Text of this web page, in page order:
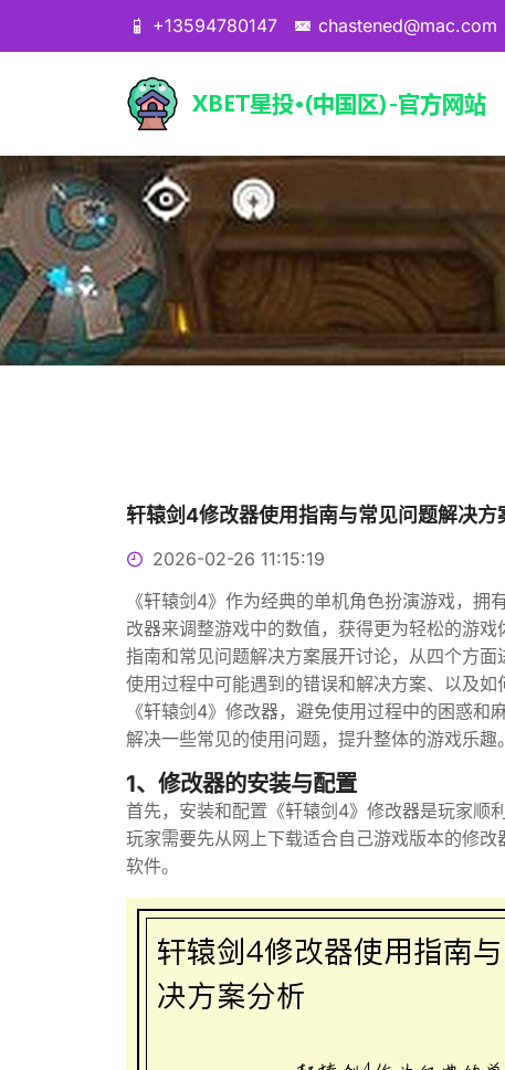
+13594780147 chastened@mac.com
轩辕剑4修改器使用指南与常见问题解决方
2026-02-26 11:15:19
《轩辕剑4》作为经典的单机角色扮演游戏，
改器来调整游戏中的数值，获得更为轻松的游
指南和常见问题解决方案展开讨论，从四个方
使用过程中可能遇到的错误和解决方案、以及
《轩辕剑4》修改器，避免使用过程中的困惑
解决一些常见的使用问题，提升整体的游戏乐趣。
1、修改器的安装与配置
首先，安装和配置《轩辕剑4》修改器是玩家顺
玩家需要先从网上下载适合自己游戏版本的修
软件。